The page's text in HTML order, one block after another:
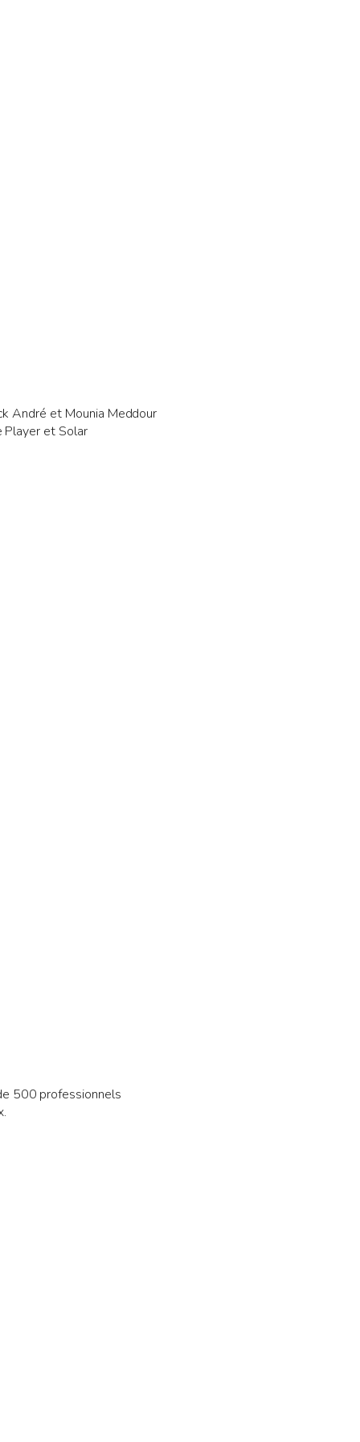
André et Mounia Meddour
Player et Solar
500 professionnels